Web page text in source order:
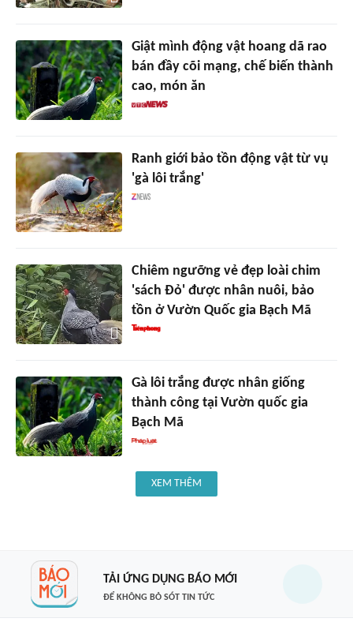
Giật mình động vật hoang dã rao
bán đầy cõi mạng, chế biến thành
cao, món ăn
Ranh giới bảo tồn động vật từ vụ
'gà lôi trắng'
Chiêm ngưỡng vẻ đẹp loài chim
'sách Đỏ' được nhân nuôi, bảo
tồn ở Vườn Quốc gia Bạch Mã
Gà lôi trắng được nhân giống
thành công tại Vườn quốc gia
Bạch Mã
XEM THÊM
TẢI ỨNG DỤNG BÁO MỚI
ĐỂ KHÔNG BỎ SÓT TIN TỨC